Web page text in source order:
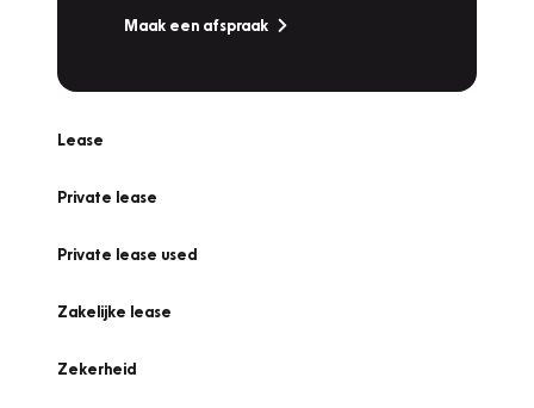
Maak een afspraak
Lease
Private lease
Private lease used
Zakelijke lease
Zekerheid